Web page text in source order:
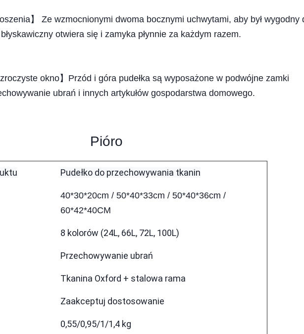
】 Ze wzmocnionymi dwoma bocznymi uchwytami, aby był wygodny
otwiera się i zamyka płynnie za każdym razem.
okno】Przód i góra pudełka są wyposażone w podwójne zamki
ubrań i innych artykułów gospodarstwa domowego.
Pióro
Pudełko do przechowywania tkanin
40*30*20cm / 50*40*33cm / 50*40*36cm /
60*42*40CM
8 kolorów (24L, 66L, 72L, 100L)
Przechowywanie ubrań
Tkanina Oxford + stalowa rama
Zaakceptuj dostosowanie
0,55/0,95/1/1,4 kg